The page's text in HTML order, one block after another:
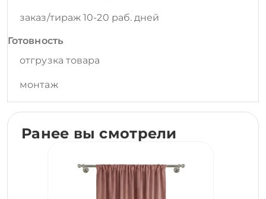
заказ/тираж 10-20 раб. дней
Готовность
отгрузка товара
монтаж
Ранее вы смотрели